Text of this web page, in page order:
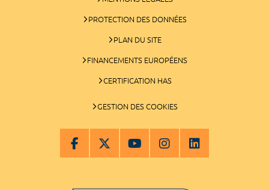
PROTECTION DES DONNÉES
PLAN DU SITE
FINANCEMENTS EUROPÉENS
CERTIFICATION HAS
GESTION DES COOKIES